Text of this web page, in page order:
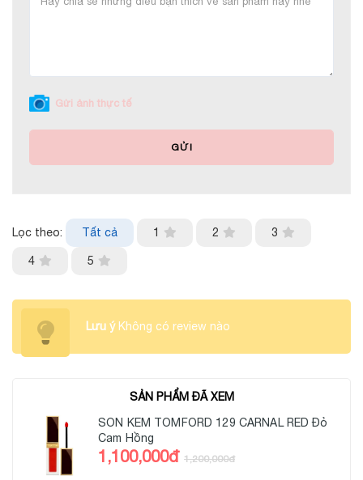
Gửi ảnh thực tế
GỬI
Lọc theo: Tất cả 1 2 3
4 5
Lưu ýKhông có review nào
SẢN PHẨM ĐÃ XEM
SON KEM TOMFORD 129 CARNAL RED Đỏ
Cam Hồng
1,100,000đ 1,200,000đ